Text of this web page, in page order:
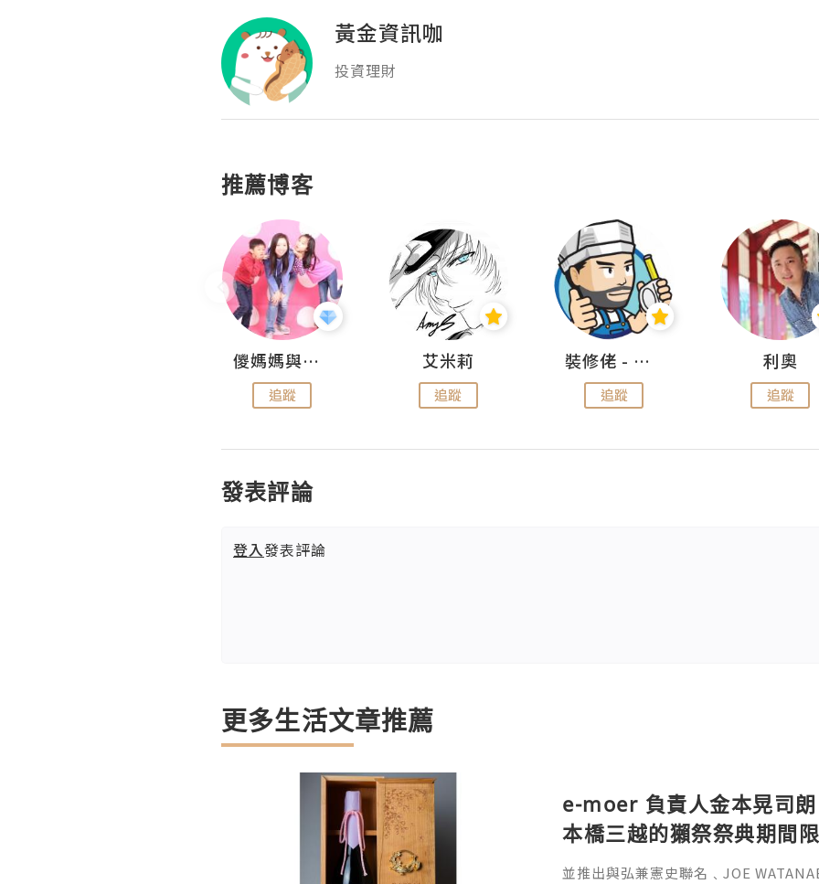
黃金資訊咖
投資理財
推薦博客
儍媽媽與兩隻小魔怪之家
追蹤
艾米莉
追蹤
裝修佬 - 香港一站式網上裝修平台
追蹤
利奧
追蹤
發表評論
登入發表評論
更多生活文章推薦
e-moer 負責人金本晃司
本橋三越的獺祭祭典期間
金属的東京銀器工匠一同
並推出與弘兼憲史聯名﹑JOE